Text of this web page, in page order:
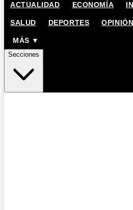
ACTUALIDAD ECONOMÍA
SALUD DEPORTES OPINIÓN
MÁS ▼
Secciones